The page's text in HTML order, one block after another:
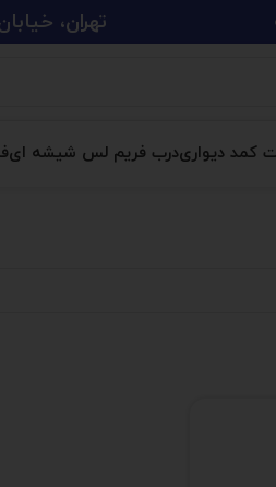
تهران، خیابان
کمد دیواریدرب فریم لس شیشه ای